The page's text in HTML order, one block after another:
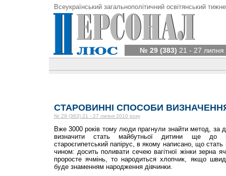
Всеукраїнський загальнополітичний освітянський
№ 29 (383) 21 - 27 липня
СТАРОВИННІ СПОСОБИ
№ 29 (383) 21 - 27 липня 2010 року
Вже 3000 років тому люди прагнули знайти метод, за
визначити стать майбутньої дитини ще до
староєгипетський папірус, в якому написано, що
чином: досить поливати сечею вагітної жінки зерна
проросте ячмінь, то народиться хлопчик, якщо
буде знаменням народження дівчинки.